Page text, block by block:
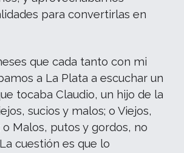
para convertirlas en
que cada tanto con mi
a La Plata a escuchar un
tocaba Claudio, un hijo de la
sucios y malos; o Viejos,
o Malos, putos y gordos, no
cuestión es que lo